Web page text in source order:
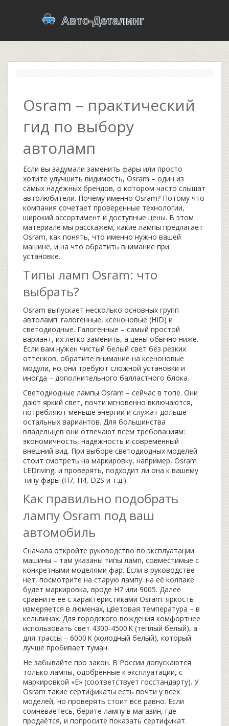
Osram – практический
гид по выбору
автоламп
Если вы задумали заменить фары или просто
хотите улучшить видимость, Osram – один из
самых надёжных брендов, о котором часто слышат
автолюбители. Почему именно Osram? Потому что
компания сочетает проверенные технологии,
широкий ассортимент и доступные цены. В этом
материале мы расскажем, какие лампы предлагает
Osram, как понять, что именно нужно вашей
машине, и на что обратить внимание при
установке.
Типы ламп Osram: что
выбрать?
Osram выпускает несколько основных групп
автоламп: галогенные, ксеноновые (HID) и
светодиодные. Галогенные – самый простой
вариант, их легко заменить, а цены обычно ниже.
Если вам нужен чистый белый свет без резких
оттенков, обратите внимание на ксеноновые
модули, но они требуют сложной установки и
иногда – дополнительного балластного блока.
Светодиодные лампы Osram – сейчас в топе. Они
дают яркий свет, почти мгновенно включаются,
потребляют меньше энергии и служат дольше
остальных вариантов. Для большинства
владельцев они отвечают всем требованиям:
экономичность, надёжность и современный
внешний вид. При выборе светодиодных моделей
стоит смотреть на маркировку, например, Osram
LEDriving, и проверять, подходит ли она к вашему
типу фары (H7, H4, D2S и т.д.).
Как правильно подобрать
лампу Osram под ваш
автомобиль
Сначала откройте руководство по эксплуатации
машины – там указаны типы ламп, совместимые с
конкретными моделями фар. Если в руководстве
нет, посмотрите на старую лампу: на её колпаке
будет маркировка, вроде H7 или 9005. Далее
сравните её с характеристиками Osram: яркость
измеряется в люменах, цветовая температура – в
кельвинах. Для городского вождения комфортнее
использовать свет 4300‑4500 K (тёплый белый), а
для трассы – 6000 K (холодный белый), который
лучше пробивает туман.
Не забывайте про закон. В России допускаются
только лампы, одобренные к эксплуатации, с
маркировкой «E» (соответствует госстандарту). У
Osram такие сертификаты есть почти у всех
моделей, но проверять стоит всё равно. Если
сомневаетесь, берите лампу в магазин, где
продаётся, и попросите показать сертификат.